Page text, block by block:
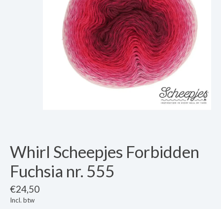
Whirl Scheepjes Forbidden
Fuchsia nr. 555
€24,50
Incl. btw